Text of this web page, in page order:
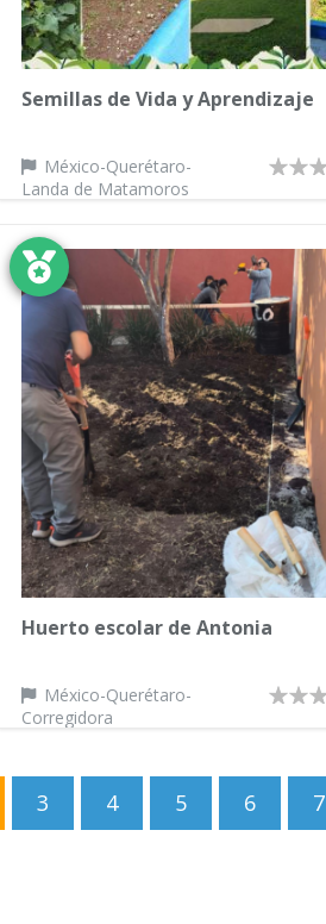
Semillas de Vida y Aprendizaje
México-Querétaro-
Landa de Matamoros
Huerto escolar de Antonia
México-Querétaro-
Corregidora
3 4 5 6 7